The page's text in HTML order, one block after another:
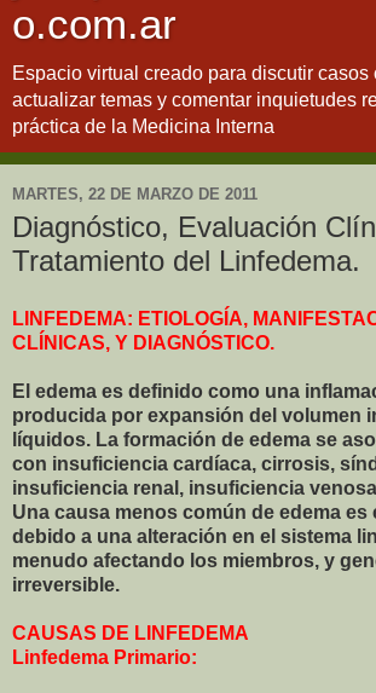
o.com.ar
Espacio virtual creado para discutir casos
actualizar temas y comentar inquietudes
práctica de la Medicina Interna
MARTES, 22 DE MARZO DE 2011
Diagnóstico, Evaluación
Tratamiento del Linfedema.
LINFEDEMA: ETIOLOGÍA,
CLÍNICAS, Y DIAGNÓSTICO.
El edema es definido como una
producida por expansión del volumen
líquidos. La formación de edema se
con insuficiencia cardíaca, cirrosis,
insuficiencia renal, insuficiencia
Una causa menos común de edema es
debido a una alteración en el sistema
menudo afectando los miembros, y
irreversible.
CAUSAS DE LINFEDEMA
Linfedema Primario: